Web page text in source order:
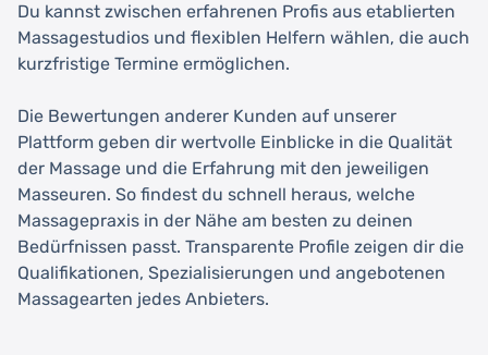
Du kannst zwischen erfahrenen Profis aus etablierten
Massagestudios und flexiblen Helfern wählen, die auch
kurzfristige Termine ermöglichen.
Die Bewertungen anderer Kunden auf unserer
Plattform geben dir wertvolle Einblicke in die Qualität
der Massage und die Erfahrung mit den jeweiligen
Masseuren. So findest du schnell heraus, welche
Massagepraxis in der Nähe am besten zu deinen
Bedürfnissen passt. Transparente Profile zeigen dir die
Qualifikationen, Spezialisierungen und angebotenen
Massagearten jedes Anbieters.